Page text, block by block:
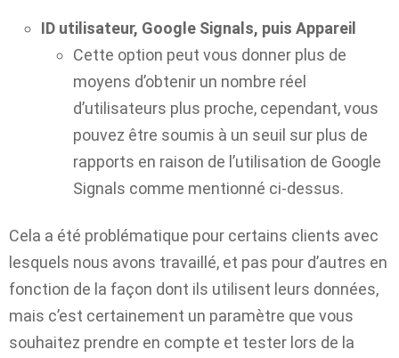
ID utilisateur, Google Signals, puis Appareil
Cette option peut vous donner plus de
moyens d’obtenir un nombre réel
d’utilisateurs plus proche, cependant, vous
pouvez être soumis à un seuil sur plus de
rapports en raison de l’utilisation de Google
Signals comme mentionné ci-dessus.
Cela a été problématique pour certains clients avec
lesquels nous avons travaillé, et pas pour d’autres en
fonction de la façon dont ils utilisent leurs données,
mais c’est certainement un paramètre que vous
souhaitez prendre en compte et tester lors de la